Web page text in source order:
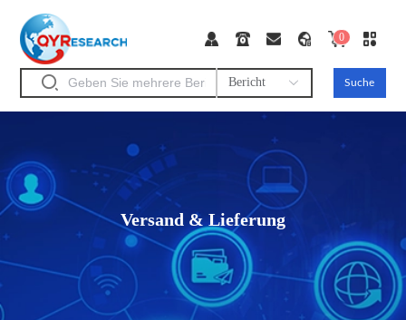
0
Bericht Suche
Versand & Lieferung